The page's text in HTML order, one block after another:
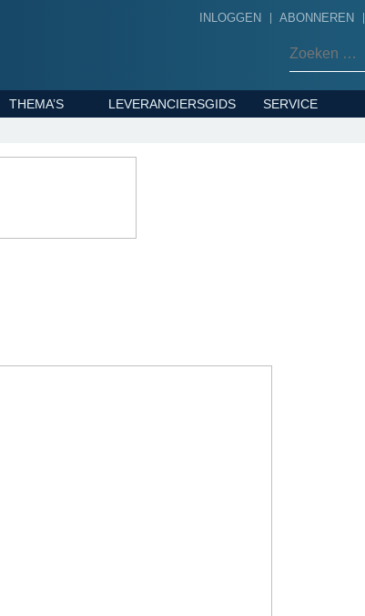
INLOGGEN ABONNEREN
THEMA’S LEVERANCIERSGIDS SERVICE